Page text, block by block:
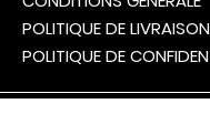
POLITIQUE DE LIVRAISON
POLITIQUE DE